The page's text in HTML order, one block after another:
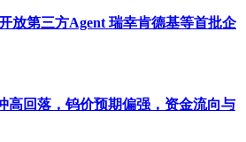
热技术正逐步形成产业共识，下游应
规模化应用的元年，到2030年，AI
规模可能达到480亿至900亿元。A股
计涨幅已超32%，尽管3月曾出现短
明显。
放第三方Agent 瑞幸肯德基等首批企
高回落，钨价预期偏强，资金流向与